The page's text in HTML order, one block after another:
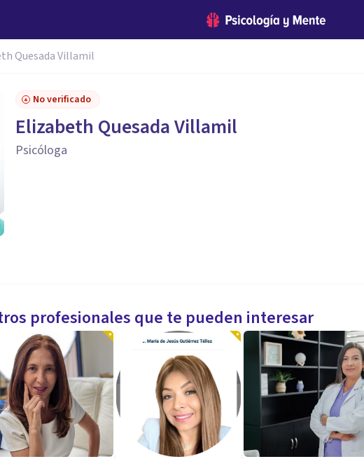
Quesada Villamil
No verificado
Elizabeth Quesada Villamil
Psicóloga
profesionales que te pueden interesar